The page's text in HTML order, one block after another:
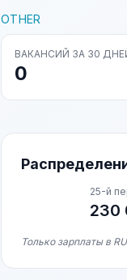
OTHER
ВАКАНСИЙ ЗА 30
0
25-й
230
Только зарплаты в